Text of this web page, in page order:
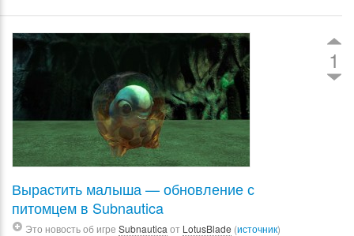
1
Вырастить малыша — обновление с
питомцем в Subnautica
Это новость об игре Subnautica от LotusBlade (источник)